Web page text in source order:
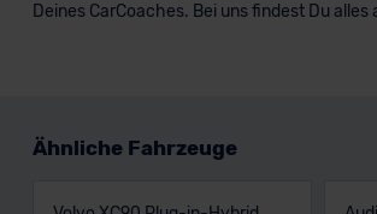
Deines CarCoaches. Bei uns findest Du alles
Ähnliche Fahrzeuge